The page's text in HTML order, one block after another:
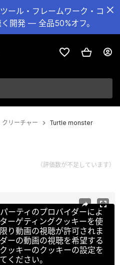
ール・フレームワーク・コ
開発 — 全品50%オフ。
クリーチャー Turtle monster
（評価数が不足しています）
ーティのプロバイダーによ
ーゲティングクッキーを使
り動画の視聴が許可されま
ーの動画の視聴を希望する
ッキーのクッキーの設定を
ください。